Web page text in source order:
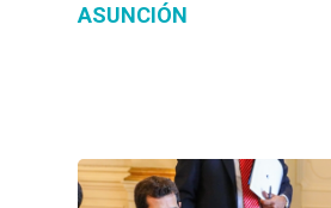
ASUNCIÓN